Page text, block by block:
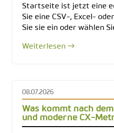
Startseite ist jetzt eine
Sie eine CSV-, Excel-
Sie sie ein oder wählen
Weiterlesen →
08.07.2026
Was kommt nach
und moderne CX-